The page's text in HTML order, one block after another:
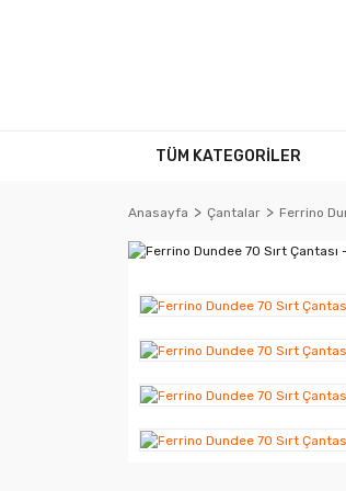
TÜM KATEGORİLER
Anasayfa Çantalar Ferrino